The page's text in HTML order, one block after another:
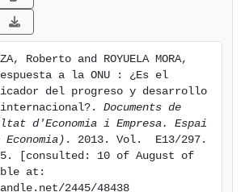
that FIFA rankings of national
to complement our understanding
development, in particular, in
the availability of information is
would like.
Roberto and ROYUELA MORA,
a la ONU : ¿Es el
del progreso y desarrollo
Documents de
d'Economia i Empresa. Espai
. 2013. Vol.  E13/297.
[consulted: 10 of August of
at:
2445/48438